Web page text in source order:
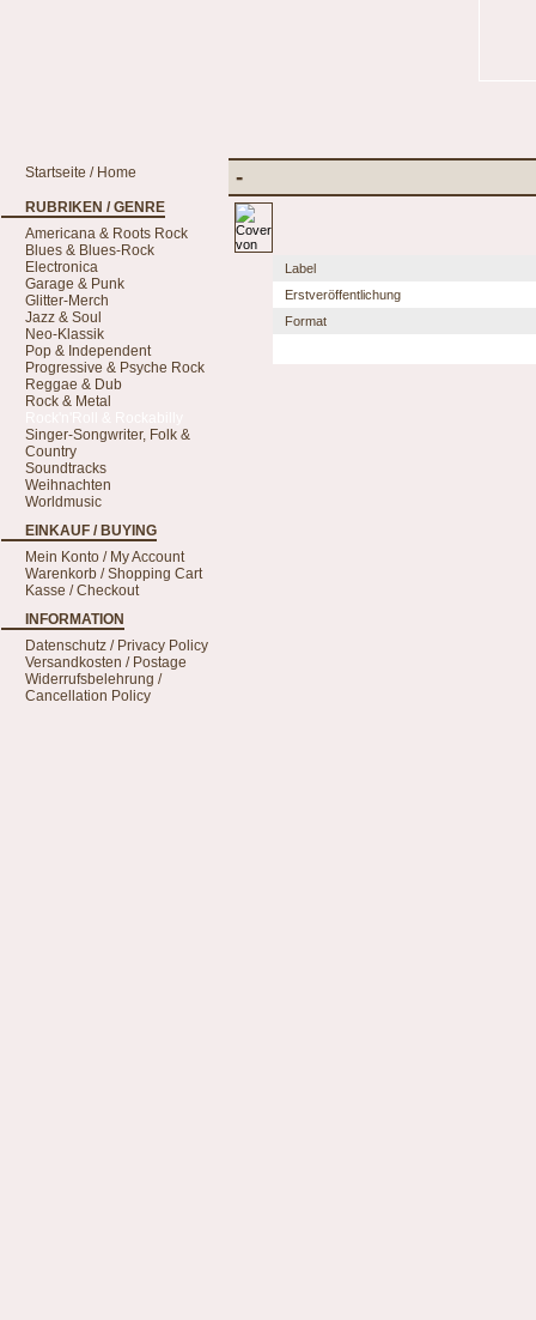
Startseite / Home
RUBRIKEN / GENRE
Americana & Roots Rock
Blues & Blues-Rock
Electronica
Garage & Punk
Glitter-Merch
Jazz & Soul
Neo-Klassik
Pop & Independent
Progressive & Psyche Rock
Reggae & Dub
Rock & Metal
Singer-Songwriter, Folk &
Country
Soundtracks
Weihnachten
Worldmusic
EINKAUF / BUYING
Mein Konto / My Account
Warenkorb / Shopping Cart
Kasse / Checkout
INFORMATION
Datenschutz / Privacy Policy
Versandkosten / Postage
Widerrufsbelehrung /
Cancellation Policy
-
Label
Erstveröffentlichung
Format